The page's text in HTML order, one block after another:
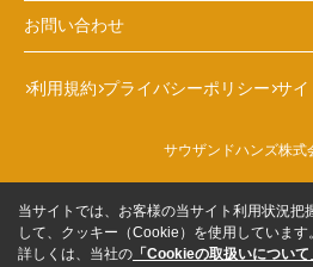
お問い合わせ
利用規約 プライバシーポリシー サイ
サウザンドハンズ株式
当サイトでは、お客様の当サイト利用状況把
して、クッキー（Cookie）を使用しています。
詳しくは、当社の 「Cookieの取扱いについて